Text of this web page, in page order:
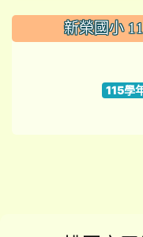
::: 新榮國小
115學